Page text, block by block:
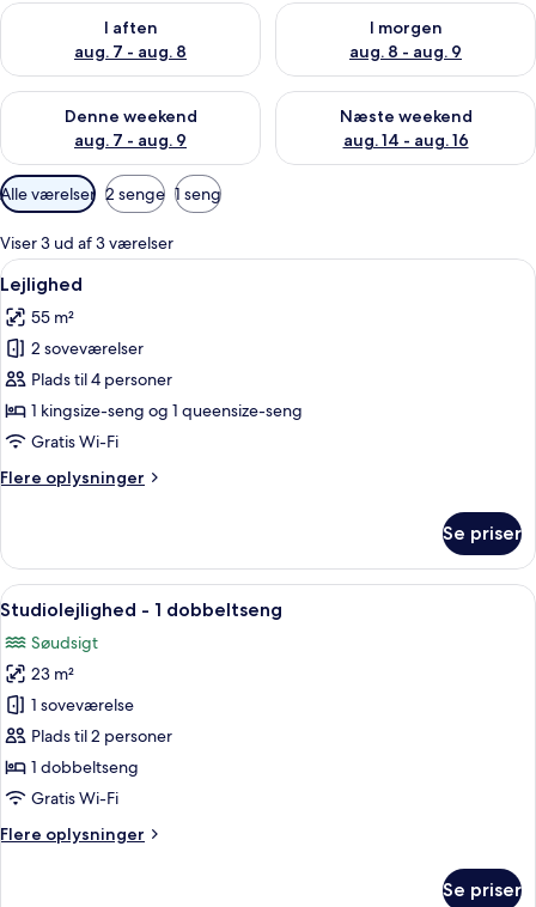
I aften
aug. 7 - aug. 8
Tjek tilgængelighed for i aften aug. 7 - aug. 8
I morgen
aug. 8 - aug. 9
Tjek tilgængelighed for i
Denne weekend
aug. 7 - aug. 9
Tjek tilgængelighed for denne weekend aug. 7 - aug. 9
Næste weekend
aug. 14 - aug. 16
Tjek tilgængelighed for næste
Tilgængelige
filtre
for
værelser
Alle værelser 2 senge 1 seng
Viser 3 ud af 3 værelser
Indlæs
alle
billeder
af
Lejlighed
Lejlighed | Allergivenligt sengetøj,
11
Lejlighed
55 m²
2 soveværelser
Plads til 4 personer
1 kingsize-seng og 1 queensize-seng
Gratis Wi-Fi
Flere oplysninger
Flere
Se priser
Indlæs
alle
billeder
af
Studiolejlighed
-
1
dobbeltseng
Et lille køkken med mikroovn,
6
Studiolejlighed - 1 dobbeltseng
Søudsigt
23 m²
1 soveværelse
Plads til 2 personer
1 dobbeltseng
Gratis Wi-Fi
Flere oplysninger
Flere
Se priser